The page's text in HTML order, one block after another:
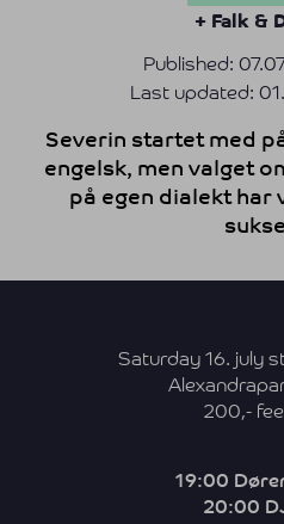
+ Falk &
Published:
Last updated:
Severin startet med
engelsk, men valget
på egen dialekt har
Saturday 16. july
200,-
19:00
20:00